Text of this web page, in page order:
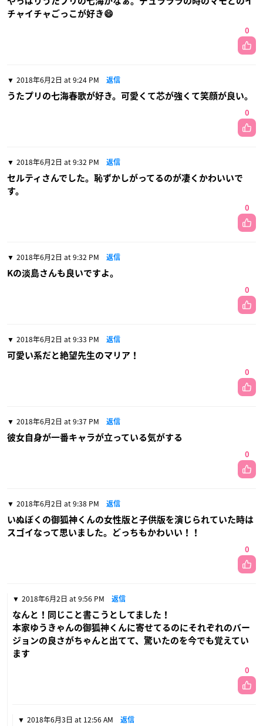
チャイチャごっこが好き😄
0
2018年6月2日 at 9:24 PM 返信
うたプリの七海春歌が好き。可愛くて芯が強くて笑顔が良い。
0
2018年6月2日 at 9:32 PM 返信
セルティさんでした。恥ずかしがってるのが凄くかわいいで
す。
0
2018年6月2日 at 9:32 PM 返信
Kの淡島さんも良いですよ。
0
2018年6月2日 at 9:33 PM 返信
可愛い系だと絶望先生のマリア！
0
2018年6月2日 at 9:37 PM 返信
彼女自身が一番キャラが立っている気がする
0
2018年6月2日 at 9:38 PM 返信
いぬぼくの御狐神くんの女性版と子供版を演じられていた時は
スゴイなって思いました。どっちもかわいい！！
0
2018年6月2日 at 9:56 PM 返信
なんと！同じこと書こうとしてました！
本家ゆうきゃんの御狐神くんに寄せてるのにそれぞれのバー
ジョンの良さがちゃんと出てて、驚いたのを今でも覚えてい
ます
0
2018年6月3日 at 12:56 AM 返信